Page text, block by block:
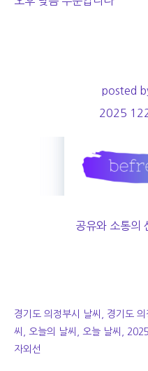
posted
2025
공유와 소통의
경기도 의정부시 날씨, 경기도
씨, 오늘의 날씨, 오늘 날씨,
자외선